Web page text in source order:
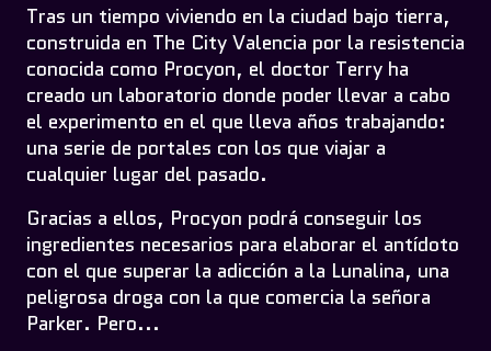
Tras un tiempo viviendo en la ciudad bajo tierra,
construida en The City Valencia por la resistencia
conocida como Procyon, el doctor Terry ha
creado un laboratorio donde poder llevar a cabo
el experimento en el que lleva años trabajando:
una serie de portales con los que viajar a
cualquier lugar del pasado.
Gracias a ellos, Procyon podrá conseguir los
ingredientes necesarios para elaborar el antídoto
con el que superar la adicción a la Lunalina, una
peligrosa droga con la que comercia la señora
Parker. Pero...